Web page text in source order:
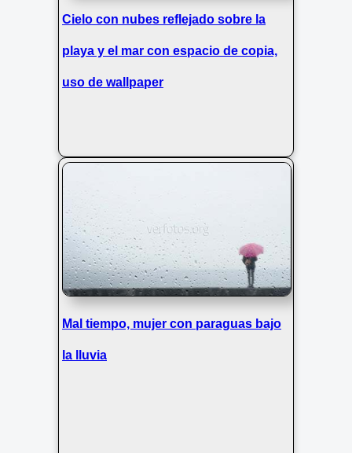
Cielo con nubes reflejado sobre la
playa y el mar con espacio de copia,
uso de wallpaper
Mal tiempo, mujer con paraguas bajo
la lluvia